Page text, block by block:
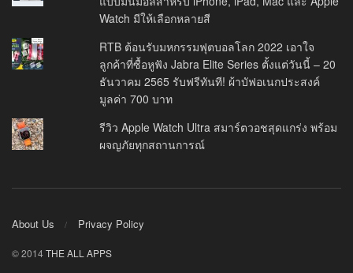
Watch มีให้เลือกหลายสี
RTB ต้อนรับมหกรรมฟุตบอลโลก 2022 เอาใจ
ลูกค้าที่ซื้อหูฟัง Jabra Elite Series ตั้งแต่วันนี้ – 20
ธันวาคม 2565 รับฟรีทันที! ผ้าบัฟอเนกประสงค์
มูลค่า 700 บาท
รีวิว Apple Watch Ultra สมาร์ตวอชสุดแกร่ง พร้อม
ผจญภัยทุกสถานการณ์
About Us Privacy Policy
© 2014THE ALL APPS